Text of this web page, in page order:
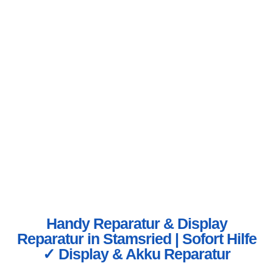
Handy Reparatur & Display
Reparatur in Stamsried | Sofort Hilfe
✓ Display & Akku Reparatur